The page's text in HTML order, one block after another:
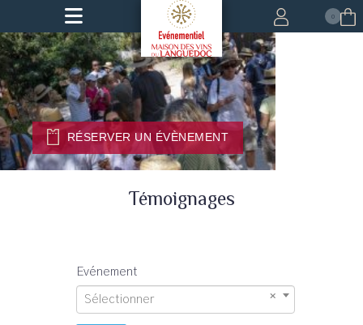
0
RÉSERVER UN ÉVÈNEMENT
Témoignages
Evénement
Sélectionner